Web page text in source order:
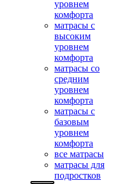
уровнем
комфорта
матрасы с
высоким
уровнем
комфорта
матрасы со
средним
уровнем
комфорта
матрасы с
базовым
уровнем
комфорта
все матрасы
матрасы для
подростков